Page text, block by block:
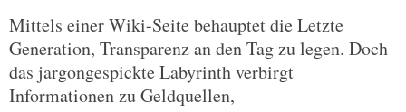
Mittels einer Wiki-Seite behauptet die Letzte
Generation, Transparenz an den Tag zu legen. Doch
das jargongespickte Labyrinth verbirgt
Informationen zu Geldquellen,